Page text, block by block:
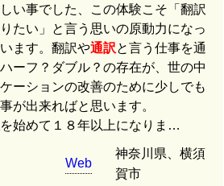
い事でした、この体験こそ「翻訳
たい」と言う思いの原動力になっ
ます。翻訳や通訳と言う仕事を通
ーフ？ダブル？の存在が、世の中
ーションの改善のために少しでも
が出来ればと思います。
を始めて１８年以上になりま…
Web
神奈川県、横須
賀市